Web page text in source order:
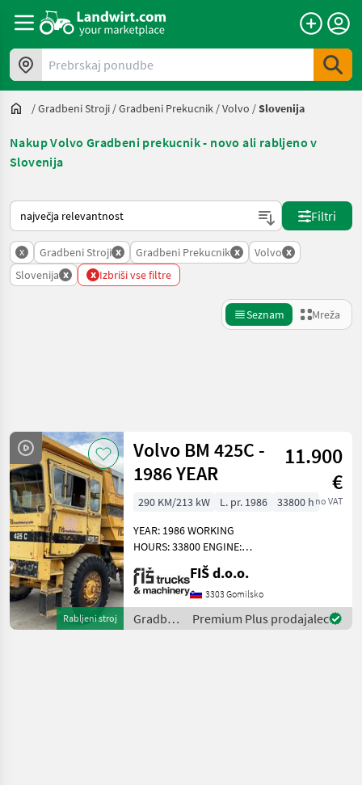
Prebrskaj ponudbe
/Gradbeni Stroji /Gradbeni Prekucnik /Volvo /Slovenija
Nakup Volvo Gradbeni prekucnik - novo ali rabljeno v
Slovenija
Tako je razvrščeno na Landwirt.com
Filtri
x Gradbeni Stroji x Gradbeni Prekucnik x Volvo x
Slovenija x x Izbriši vse filtre
Seznam Mreža
Kategorija 4 Država Filtri
TRENUTNA
POT
Gradbena
tehnika
Gradbeni
Stroji
Gradbeni
Prekucnik
Ponastavi
Prikaži 1
rezultatov
Rabljeni stroj
Volvo BM 425C -
1986 YEAR
11.900
€
no VAT
290 KM/213 kW L. pr. 1986
33800 h
YEAR: 1986 WORKING
HOURS: 33800 ENGINE:
DIESEL VOLVO - 213KW 4X4
DRIVE 11.5M3 PAYLOAD
AUTOMATIC GEARBOX (5
GEARS) WEIGHT 17100KG
TYRES 40% DUMPER
FIŠ d.o.o.
3303 Gomilsko
Gradbeni
stroji /
Premium Plus prodajalec